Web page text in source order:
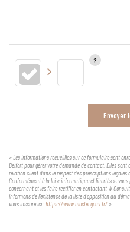
Envoyer
« Les informations recueillies sur ce formulaire sont
Belfort pour gérer votre demande de contact. Elles
relation client dans le respect des prescriptions légales
Conformément à la loi « informatique et libertés »,
concernant et les faire rectifier en contactant W
informons de l'existence de la liste d'opposition au
vous inscrire ici :https://www.bloctel.gouv.fr/ »